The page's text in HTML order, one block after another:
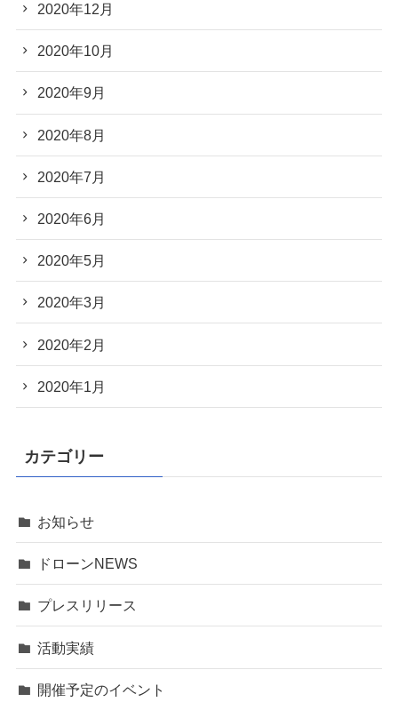
2020年12月
2020年10月
2020年9月
2020年8月
2020年7月
2020年6月
2020年5月
2020年3月
2020年2月
2020年1月
カテゴリー
お知らせ
ドローンNEWS
プレスリリース
活動実績
開催予定のイベント